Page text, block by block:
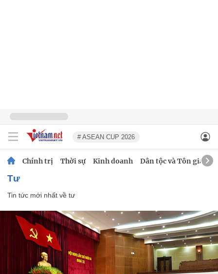
# ASEAN CUP 2026
Chính trị Thời sự Kinh doanh Dân tộc và Tôn giáo
tư
Tin tức mới nhất về tư